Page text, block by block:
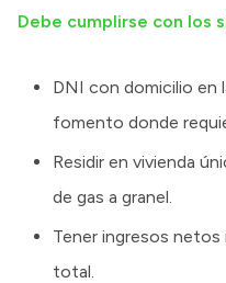
Debe cumplirse con los
DNI con domicilio en
fomento donde
Residir en vivienda
de gas a granel.
Tener ingresos netos
total.